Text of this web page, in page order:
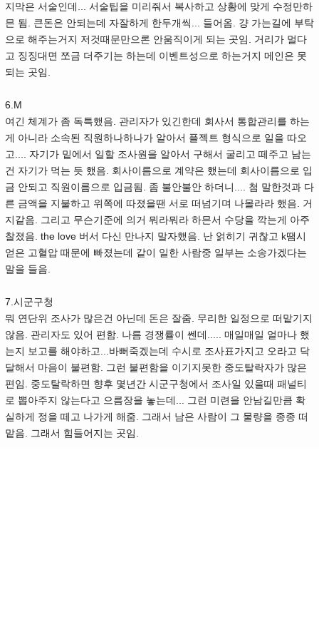
지막은 서술인데... 서술팁을 미리줘서 복사하고 상황에 맞게 수정만하
믄 됨. 큰돈은 안되는데 자잘하게 한두개씩... 들어옴. 걍 가는길에 부탁
으로 해주는거지 저것때문만으론 안움직이게 되는 곳임. 거리가 멀다
고 징징대면 쪼금 더주기는 하는데 이벤트성으로 하는거지 메인은 못
되는 곳임.
6.M
여긴 체계가 좀 독특했음. 관리자가 있긴한데 회사서 통합관리를 하는
게 아니라 소속된 직원하나하나가 알아서 플젝트 형식으로 일을 따오
고.... 자기가 밑에서 일할 조사원을 알아서 구해서 굴리고 떼주고 남는
건 자기가 먹는 듯 했음. 회사이름으로 계약은 했는데 회사이름으로 입
금 안되고 직원이름으로 입금됨. 좀 불안불안 하더니.... 첨 말한것과 다
른 금액을 지불하고 위쪽에 따졌을땐 서로 떠넘기며 나몰라라 했음. 거
지같음. 그리고 무슨기준에 의거 뭐라뭐라 하믄서 수당을 깍는게 아주
찰졌음. the love 버서 다신 만나지 말자했음. 난 얽히기 귀찮고 k땜시
얻은 고혈압 때문에 빠졌는데 같이 일한 사람중 일부는 소송가겠다는
말을 들음.
7.시군구청
뭐 연단위 조사가 많은건 아닌데 돈은 잘줌. 무리한 일정으로 떠맡기지
않음. 관리자도 있어 편함. 나름 경쟁률이 쎈데..... 매일매일 얼마나 했
는지 보고를 해야하고...바뻐죽겠는데 수시로 조사표가지고 오라고 닥
달해서 마음이 불편함. 그런 불편함을 이기지못한 중도탈락자가 많은
편임. 중도탈락하면 향후 몇년간 시군구청에서 조사일 있을때 패널티
로 뽑아주지 않는다고 으름장을 놓는데... 그런 미련을 안남길만큼 확
실하게 정을 떼고 나가게 해줌. 그래서 남은 사람이 그 물량을 종종 떠
맡음. 그래서 힘들어지는 곳임.